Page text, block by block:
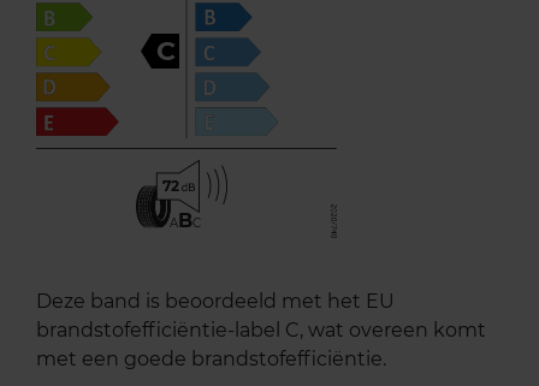
C
72
ABC
Deze band is beoordeeld met het EU
brandstofefficiëntie-label C, wat overeen komt
met een goede brandstofefficiëntie.